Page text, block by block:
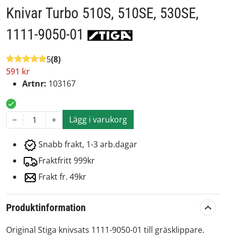
Knivar Turbo 510S, 510SE, 530SE,
1111-9050-01
5(8)
591 kr
Artnr: 103167
1 Lägg i varukorg
Snabb frakt, 1-3 arb.dagar
Fraktfritt 999kr
Frakt fr. 49kr
Produktinformation
Original Stiga knivsats 1111-9050-01 till gräsklippare.